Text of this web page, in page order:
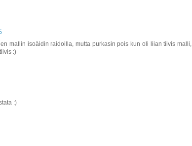
mallin isoäidin raidoilla, mutta purkasin pois kun oli liian tiivis malli,
:)
:)